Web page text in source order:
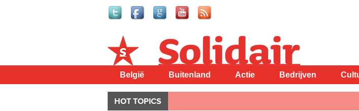
Solidair
België Buitenland Actie Bedrijven
HOT TOPICS